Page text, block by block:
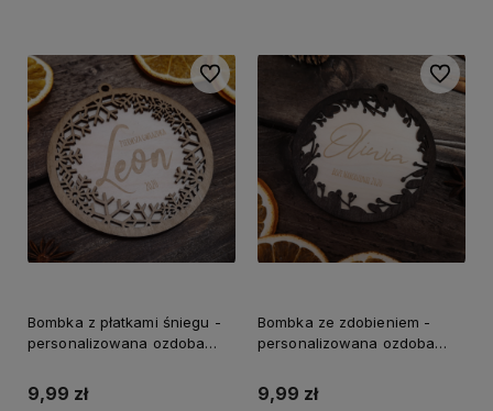
Bombka z płatkami śniegu -
personalizowana ozdoba
9,99 zł
Do ulubionych
Bombka ze zdobieniem -
personalizowana ozdoba
9,99 zł
Do